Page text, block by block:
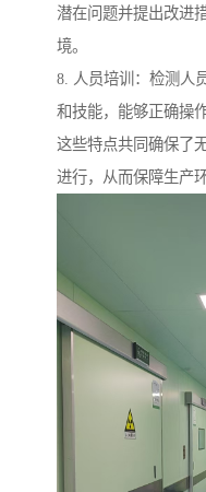
潜在问题并提出改进
境。
8. 人员培训：检测人
和技能，能够正确操
这些特点共同确保了
进行，从而保障生产